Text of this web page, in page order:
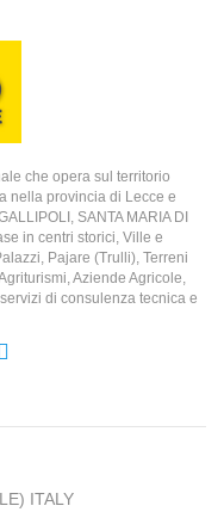
che opera sul territorio
nella provincia di Lecce e
SANTA MARIA DI
in centri storici, Ville e
Pajare (Trulli), Terreni
Aziende Agricole,
di consulenza tecnica e
ITALY